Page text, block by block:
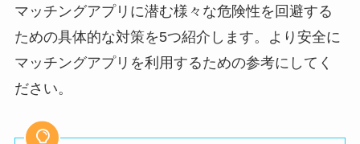
マッチングアプリに潜む様々な危険性を回避する
ための具体的な対策を5つ紹介します。より安全に
マッチングアプリを利用するための参考にしてく
ださい。